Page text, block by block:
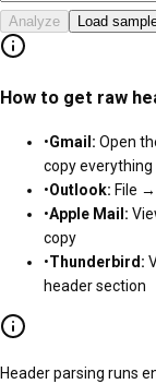
Analyze Load
How to get raw
•Gmail: Open
copy everything
•Outlook: File
•Apple Mail:
copy
•Thunderbird:
header section
Header parsing runs